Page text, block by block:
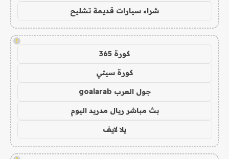
شراء سيارات قديمة تشليح
!
كورة 365
كورة سيتي
جول العرب goalarab
بث مباشر ريال مدريد اليوم
يلا لايف